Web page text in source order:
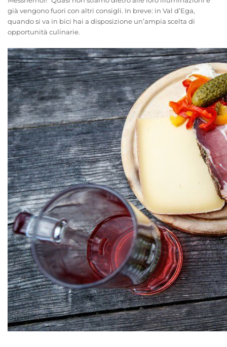
già vengono fuori con altri consigli. In breve: in Val d’Ega,
quando si va in bici hai a disposizione un’ampia scelta di
opportunità culinarie.